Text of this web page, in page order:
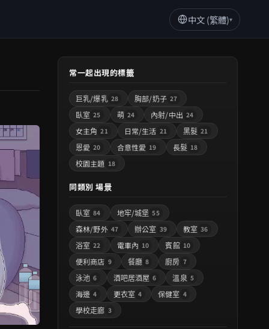
中文 (繁體)▾
常一起出現的標籤
巨乳/爆乳 28 胸部/奶子 27
臥室 25 萌 24 內射/中出 24
女主角 21 日常/生活 21 黑髮 21
恩愛 20 合意性愛 19 長髮 18
校園主題 18
同類別 場景
臥室 84 地牢/城堡 55
森林/野外 47 辦公室 39 教室 36
浴室 22 電車內 10 賓館 10
便利商店 9 餐廳 8 廚房 7
泳池 6 酒吧居酒屋 6 溫泉 5
海邊 4 更衣室 4 保健室 4
學校走廊 3